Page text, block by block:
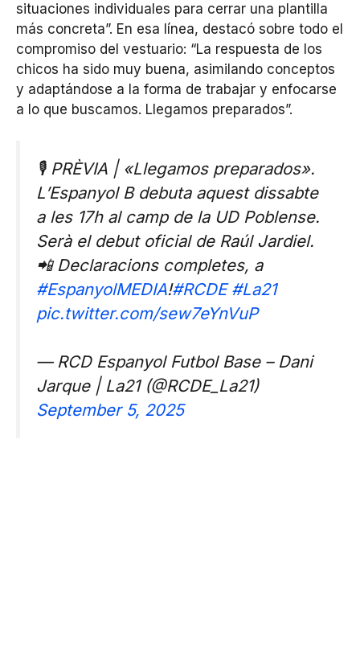
situaciones individuales para cerrar una plantilla
más concreta”. En esa línea, destacó sobre todo el
compromiso del vestuario: “La respuesta de los
chicos ha sido muy buena, asimilando conceptos
y adaptándose a la forma de trabajar y enfocarse
a lo que buscamos. Llegamos preparados”.
🎙️ PRÈVIA | «Llegamos preparados».
L’Espanyol B debuta aquest dissabte
a les 17h al camp de la UD Poblense.
Serà el debut oficial de Raúl Jardiel.
📲 Declaracions completes, a
#EspanyolMEDIA!#RCDE #La21
pic.twitter.com/sew7eYnVuP
— RCD Espanyol Futbol Base – Dani
Jarque | La21 (@RCDE_La21)
September 5, 2025